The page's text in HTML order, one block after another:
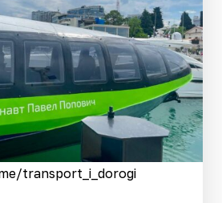
transport_i_dorogi